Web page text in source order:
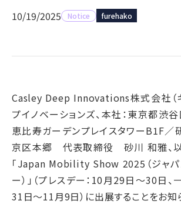
10/19/2025 Notice furehako
Casley Deep Innovations株式会社（
プイノベーションズ、本社：東京都渋
恵比寿ガーデンプレイスタワーB1F／
京区本郷 代表取締役 砂川 和雅、以下
「Japan Mobility Show 2025（ジャパ
ー）」（プレスデー：10月29日～30日、
31日～11月9日）に出展することをお知